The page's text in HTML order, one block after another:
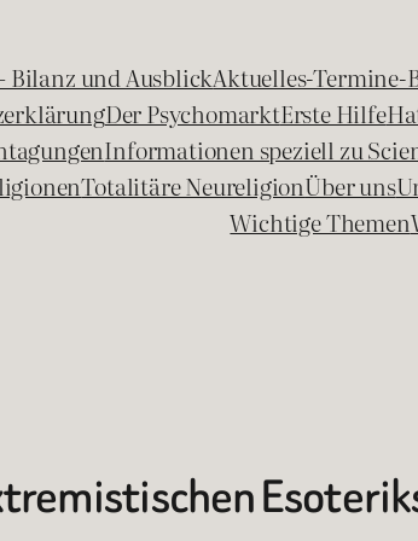
Bilanz und AusblickAktuelles-Termine-
Der PsychomarktErste Hilfe
Informationen speziell zu
Totalitäre NeureligionÜber uns
Wichtige Themen